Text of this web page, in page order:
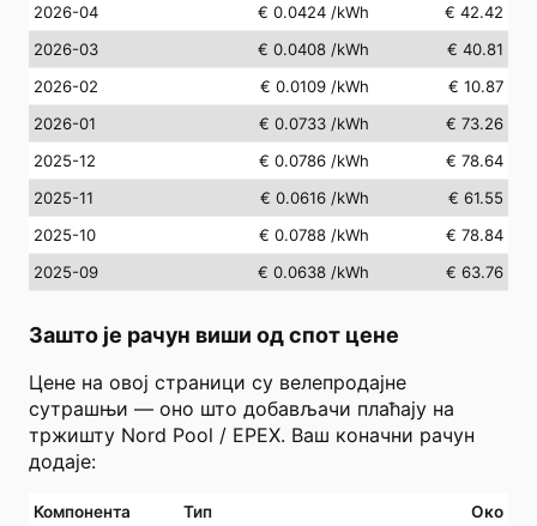
2026-04
€ 0.0424 /kWh
€ 42.42
2026-03
€ 0.0408 /kWh
€ 40.81
2026-02
€ 0.0109 /kWh
€ 10.87
2026-01
€ 0.0733 /kWh
€ 73.26
2025-12
€ 0.0786 /kWh
€ 78.64
2025-11
€ 0.0616 /kWh
€ 61.55
2025-10
€ 0.0788 /kWh
€ 78.84
2025-09
€ 0.0638 /kWh € 63.76
Зашто је рачун виши од спот цене
Цене на овој страници су велепродајне
сутрашњи — оно што добављачи плаћају на
тржишту Nord Pool / EPEX. Ваш коначни рачун
додаје:
Компонента Тип Око